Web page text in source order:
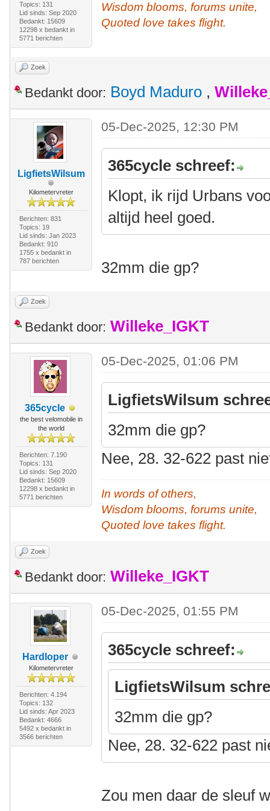
Topics: 131
Lid sinds: Sep 2020
Bedankt: 15609
12298 x bedankt in
5771 berichten
Wisdom blooms, forums unite,
Quoted love takes flight.
Zoek
Bedankt door: Boyd Maduro ,
LigfietsWilsum
Kilometervreter
Berichten: 831
Topics: 19
Lid sinds: Jan 2023
Bedankt: 910
1755 x bedankt in
787 berichten
05-Dec-2025, 12:30 PM
365cycle schreef:
Klopt, ik rijd Urbans
altijd heel goed.
32mm die gp?
Zoek
Bedankt door: Willeke_IGKT
365cycle
the best velomobile in
the world
Berichten: 7.190
Topics: 131
Lid sinds: Sep 2020
Bedankt: 15609
12298 x bedankt in
5771 berichten
05-Dec-2025, 01:06 PM
LigfietsWilsum
32mm die gp?
Nee, 28. 32-622 past
In words of others,
Wisdom blooms, forums unite,
Quoted love takes flight.
Zoek
Bedankt door: Willeke_IGKT
Hardloper
Kilometervreter
Berichten: 4.194
Topics: 132
Lid sinds: Apr 2023
Bedankt: 4666
5492 x bedankt in
3566 berichten
05-Dec-2025, 01:55 PM
365cycle schreef:
LigfietsWilsum
32mm die gp?
Nee, 28. 32-622 past
Zou men daar de sleuf